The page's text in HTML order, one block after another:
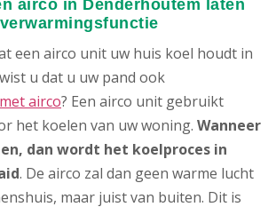
airco in Denderhoutem laten
een airco unit uw huis koel houdt in
u dat u uw pand ook
airco? Een airco unit gebruikt
het koelen van uw woning. Wanneer
dan wordt het koelproces in
. De airco zal dan geen warme lucht
maar juist van buiten. Dit is